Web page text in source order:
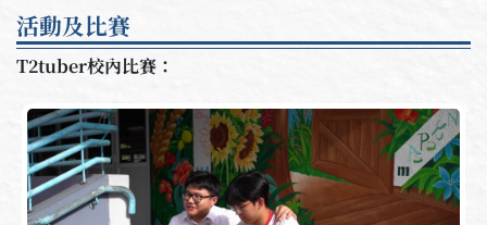
活動及比賽
T2tuber校內比賽：